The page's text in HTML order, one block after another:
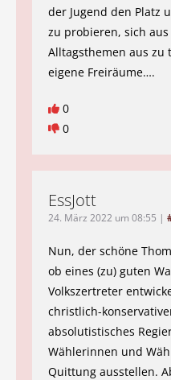
der Jugend den Platz
zu probieren, sich
Alltagsthemen aus zu
eigene Freiräume….
0
0
EssJott
24. März 2022 um 08:55 |
Nun, der schöne
ob eines (zu) guten
Volkszertreter
christlich-
absolutistisches
Wählerinnen und
Quittung ausstellen.